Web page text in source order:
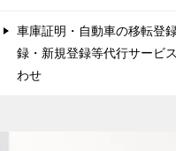
車庫証明・自動車の移転登
録・新規登録等代行サービ
わせ